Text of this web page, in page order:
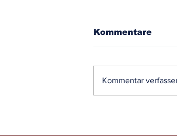
Kommentare
Kommentar